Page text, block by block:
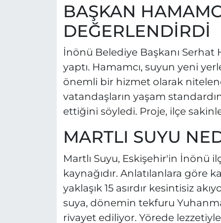
BAŞKAN
DEĞERLENDİRDİ
İnönü Belediye Başkanı Serhat
yaptı. Hamamcı, suyun yeni
önemli bir hizmet olarak
vatandaşların yaşam
ettiğini söyledi. Proje, ilçe
MARTLI SUYU
Martlı Suyu, Eskişehir'in İnönü
kaynağıdır. Anlatılanlara göre
yaklaşık 15 asırdır kesintisiz
suya, dönemin tekfuru
rivayet ediliyor. Yörede